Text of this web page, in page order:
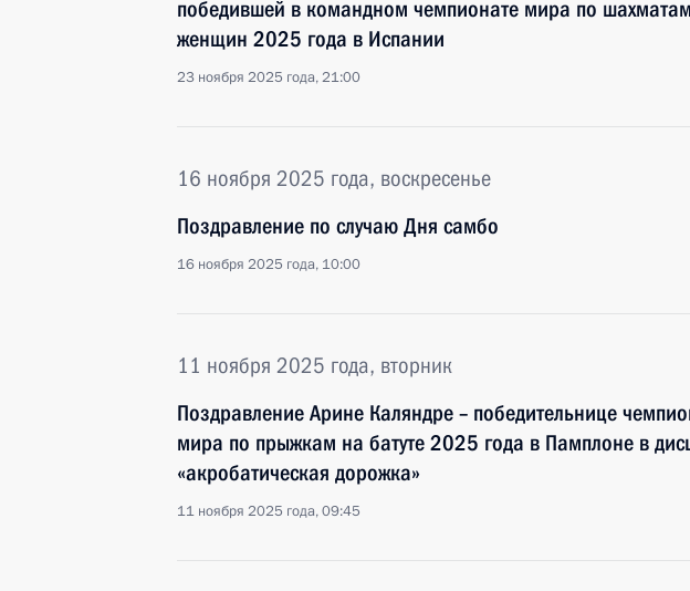
победившей в командном чемпионате мира по
женщин 2025 года в Испании
23 ноября 2025 года, 21:00
16 ноября 2025 года, воскресенье
Поздравление по случаю Дня самбо
16 ноября 2025 года, 10:00
11 ноября 2025 года, вторник
Поздравление Aрине Каляндре – победительнице
мира по прыжкам на батуте 2025 года в Памплоне в
«акробатическая дорожка»
11 ноября 2025 года, 09:45